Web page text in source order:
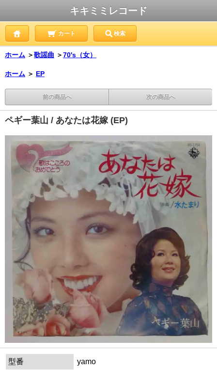
キキミミレコード
カート 検索
ホーム ＞歌謡曲 ＞70's（女）
ホーム ＞ EP
前の商品へ 次の商品へ
ペギー葉山 / あなたは花嫁 (EP)
型番
yamo